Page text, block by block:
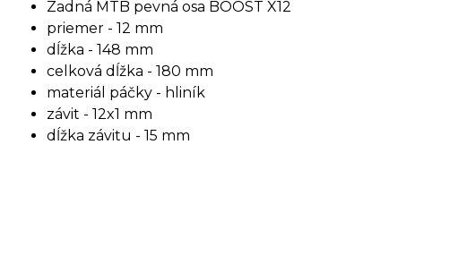
Zadná MTB pevná osa BOOST X12
priemer - 12 mm
dĺžka - 148 mm
celková dĺžka - 180 mm
materiál páčky - hliník
závit - 12x1 mm
dĺžka závitu - 15 mm